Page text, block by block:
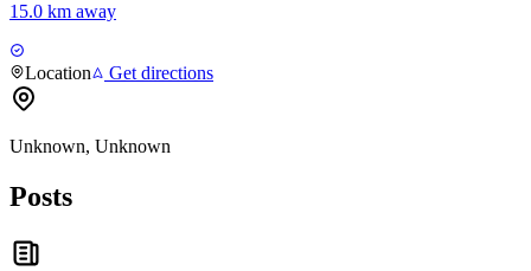
15.0 km away
Location Get directions
Unknown, Unknown
Posts